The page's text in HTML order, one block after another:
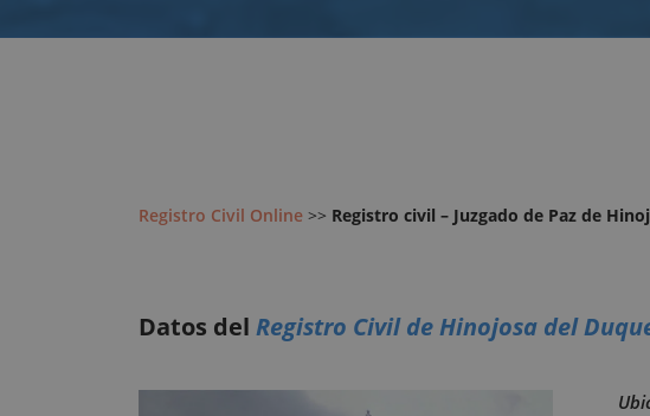
Registro Civil Online >> Registro civil – Juzgado de Paz de
Datos del Registro Civil de Hinojosa del